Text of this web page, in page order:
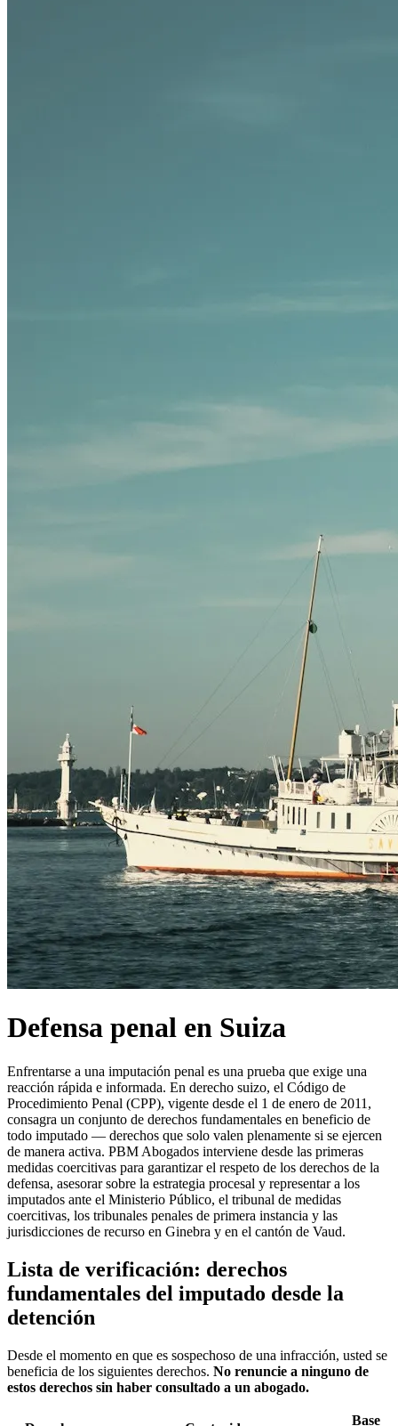
Defensa penal en Suiza
Enfrentarse a una imputación penal es una prueba que exige una
reacción rápida e informada. En derecho suizo, el Código de
Procedimiento Penal (CPP), vigente desde el 1 de enero de 2011,
consagra un conjunto de derechos fundamentales en beneficio de
todo imputado — derechos que solo valen plenamente si se ejercen
de manera activa. PBM Abogados interviene desde las primeras
medidas coercitivas para garantizar el respeto de los derechos de la
defensa, asesorar sobre la estrategia procesal y representar a los
imputados ante el Ministerio Público, el tribunal de medidas
coercitivas, los tribunales penales de primera instancia y las
jurisdicciones de recurso en Ginebra y en el cantón de Vaud.
Lista de verificación: derechos
fundamentales del imputado desde la
detención
Desde el momento en que es sospechoso de una infracción, usted se
beneficia de los siguientes derechos. No renuncie a ninguno de
estos derechos sin haber consultado a un abogado.
Base